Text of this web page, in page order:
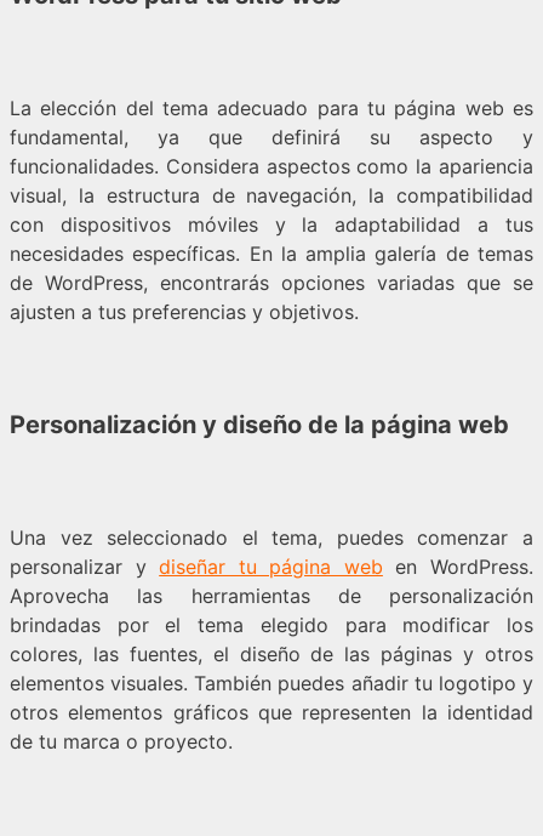
La elección del tema adecuado para tu página web es
fundamental, ya que definirá su aspecto y
funcionalidades. Considera aspectos como la apariencia
visual, la estructura de navegación, la compatibilidad
con dispositivos móviles y la adaptabilidad a tus
necesidades específicas. En la amplia galería de temas
de WordPress, encontrarás opciones variadas que se
ajusten a tus preferencias y objetivos.
Personalización y diseño de la página web
Una vez seleccionado el tema, puedes comenzar a
personalizar ydiseñar tu página web en WordPress.
Aprovecha las herramientas de personalización
brindadas por el tema elegido para modificar los
colores, las fuentes, el diseño de las páginas y otros
elementos visuales. También puedes añadir tu logotipo y
otros elementos gráficos que representen la identidad
de tu marca o proyecto.